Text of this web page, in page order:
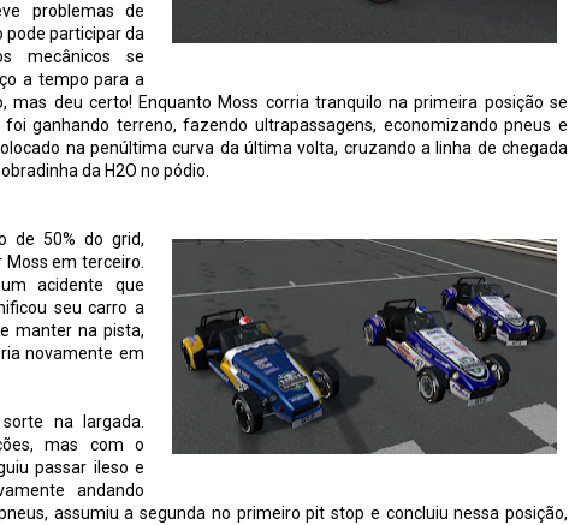
problemas de
pode participar da
mecânicos se
a tempo para a
mas deu certo! Enquanto Moss corria tranquilo na primeira posição se
ganhando terreno, fazendo ultrapassagens, economizando pneus e
na penúltima curva da última volta, cruzando a linha de chegada
da H2O no pódio.
de 50% do grid,
em terceiro.
acidente que
seu carro a
manter na pista,
novamente em
na largada.
mas com o
passar ileso e
andando
assumiu a segunda no primeiro pit stop e concluiu nessa posição,